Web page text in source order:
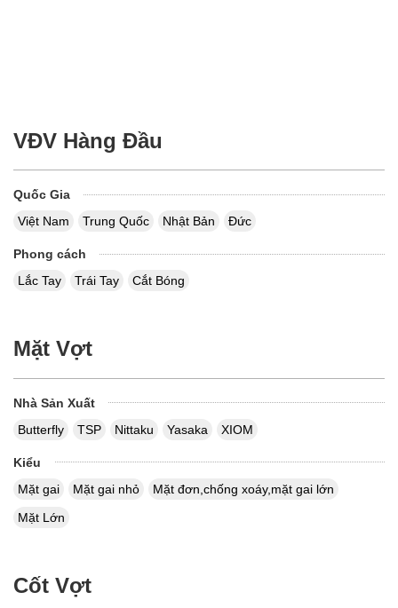
VĐV Hàng Đầu
Quốc Gia
Việt Nam
Trung Quốc Nhật Bản Đức
Phong cách
Lắc Tay
Trái Tay Cắt Bóng
Mặt Vợt
Nhà Sản Xuất
Butterfly
TSP Nittaku Yasaka XIOM
Kiểu
Mặt gai
Mặt gai nhỏ
Mặt đơn,chống xoáy,mặt gai lớn
Mặt Lớn
Cốt Vợt